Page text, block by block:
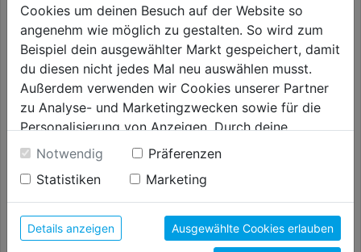
Metallsägebogen 300mm mit
Holzgriff
6,99€ 7,29€
Cookies um deinen Besuch auf der Website so
angenehm wie möglich zu gestalten. So wird zum
Beispiel dein ausgewählter Markt gespeichert, damit
du diesen nicht jedes Mal neu auswählen musst.
Außerdem verwenden wir Cookies unserer Partner
zu Analyse- und Marketingzwecken sowie für die
Personalisierung von Anzeigen. Durch deine
Einwilligung werden die Daten von Drittanbieter,
unter anderem auch in den USA, verarbeitet.
Durch Klick auf "Alle Cookies erlauben" stimmst du
der Verwendung aller Cookies zu. Unter "Details
anzeigen" findest du alle Infos zu den
unterschiedlichen Cookies, unter "Cookies
Notwendig
Präferenzen
Statistiken
Marketing
Details anzeigen Ausgewählte Cookies erlauben